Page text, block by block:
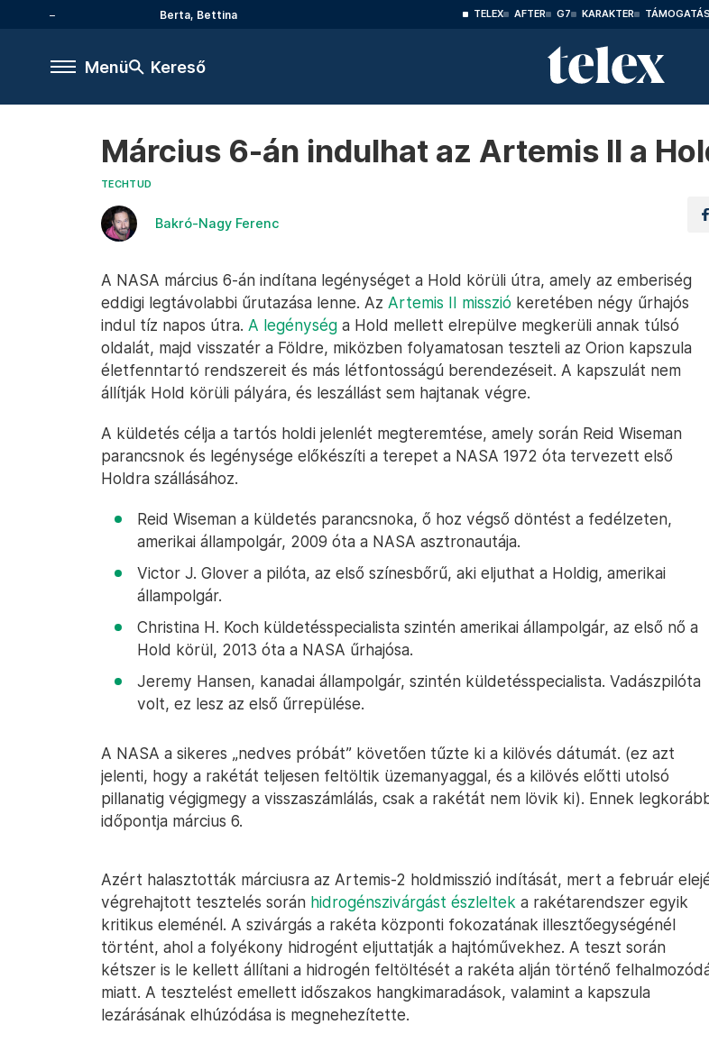
Berta, Bettina TELEX AFTER G7 KARAKTER TÁMOGATÁS
Menü Kereső
Március 6-án indulhat az Artemis II a
TECHTUD
Bakró-Nagy Ferenc
A NASA március 6-án indítana legénységet a Hold körüli útra, amely az emberiség
eddigi legtávolabbi űrutazása lenne. Az Artemis II misszió keretében négy űrhajós
indul tíz napos útra. A legénység a Hold mellett elrepülve megkerüli annak túlsó
oldalát, majd visszatér a Földre, miközben folyamatosan teszteli az Orion kapszula
életfenntartó rendszereit és más létfontosságú berendezéseit. A kapszulát nem
állítják Hold körüli pályára, és leszállást sem hajtanak végre.
A küldetés célja a tartós holdi jelenlét megteremtése, amely során Reid Wiseman
parancsnok és legénysége előkészíti a terepet a NASA 1972 óta tervezett első
Holdra szállásához.
Reid Wiseman a küldetés parancsnoka, ő hoz végső döntést a fedélzeten,
amerikai állampolgár, 2009 óta a NASA asztronautája.
Victor J. Glover a pilóta, az első színesbőrű, aki eljuthat a Holdig, amerikai
állampolgár.
Christina H. Koch küldetésspecialista szintén amerikai állampolgár, az első nő a
Hold körül, 2013 óta a NASA űrhajósa.
Jeremy Hansen, kanadai állampolgár, szintén küldetésspecialista. Vadászpilóta
volt, ez lesz az első űrrepülése.
A NASA a sikeres „nedves próbát” követően tűzte ki a kilövés dátumát. (ez azt
jelenti, hogy a rakétát teljesen feltöltik üzemanyaggal, és a kilövés előtti utolsó
pillanatig végigmegy a visszaszámlálás, csak a rakétát nem lövik ki). Ennek
időpontja március 6.
Azért halasztották márciusra az Artemis-2 holdmisszió indítását, mert a február
végrehajtott tesztelés során hidrogénszivárgást észleltek a rakétarendszer egyik
kritikus eleménél. A szivárgás a rakéta központi fokozatának illesztőegységénél
történt, ahol a folyékony hidrogént eljuttatják a hajtóművekhez. A teszt során
kétszer is le kellett állítani a hidrogén feltöltését a rakéta alján történő
miatt. A tesztelést emellett időszakos hangkimaradások, valamint a kapszula
lezárásának elhúzódása is megnehezítette.